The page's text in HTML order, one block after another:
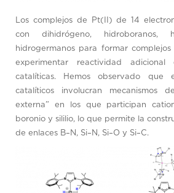
Los complejos de Pt(II) de 14
con dihidrógeno, hidroboranos,
hidrogermanos para formar
experimentar reactividad adicional
catalíticas. Hemos observado que
catalíticos involucran mecanismos
externa” en los que participan
boronio y sililio, lo que permite la
de enlaces B–N, Si–N, Si–O y Si–C.